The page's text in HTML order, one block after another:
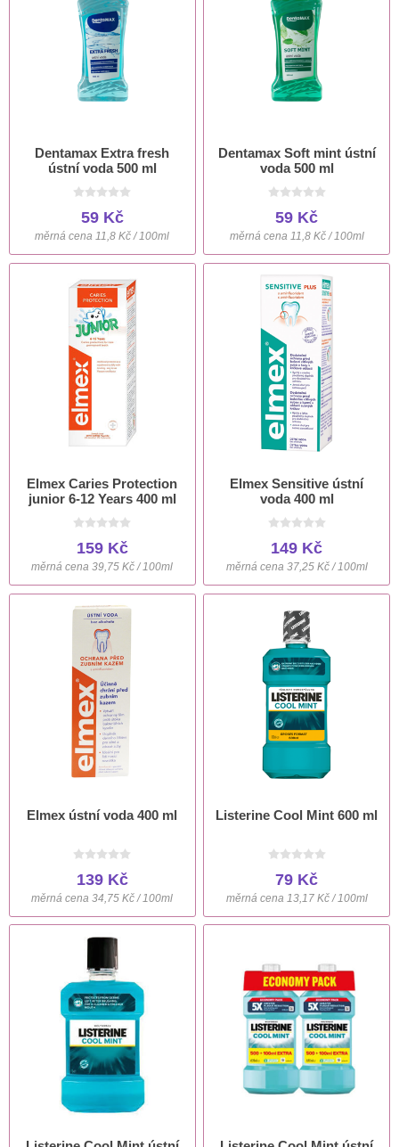
Dentamax Extra fresh
ústní voda 500 ml
59 Kč
měrná cena 11,8 Kč / 100ml
Dentamax Soft mint ústní
voda 500 ml
59 Kč
měrná cena 11,8 Kč / 100ml
Elmex Caries Protection
junior 6-12 Years 400 ml
159 Kč
měrná cena 39,75 Kč / 100ml
Elmex Sensitive ústní
voda 400 ml
149 Kč
měrná cena 37,25 Kč / 100ml
Elmex ústní voda 400 ml
139 Kč
měrná cena 34,75 Kč / 100ml
Listerine Cool Mint 600 ml
79 Kč
měrná cena 13,17 Kč / 100ml